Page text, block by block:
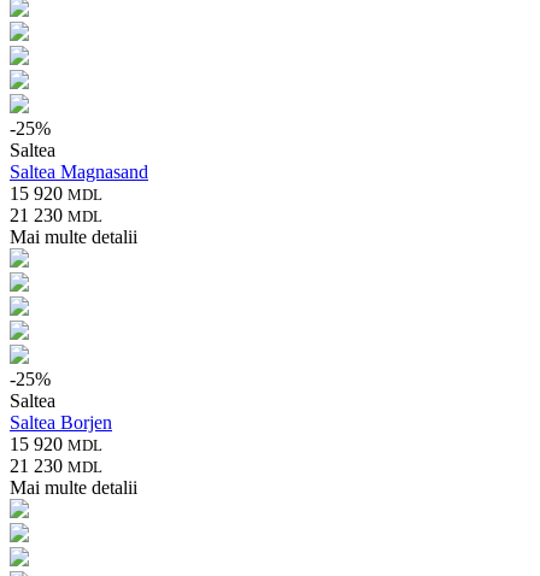
-25%
Saltea
Saltea Magnasand
15 920 MDL
21 230 MDL
Mai multe detalii
-25%
Saltea
Saltea Borjen
15 920 MDL
21 230 MDL
Mai multe detalii